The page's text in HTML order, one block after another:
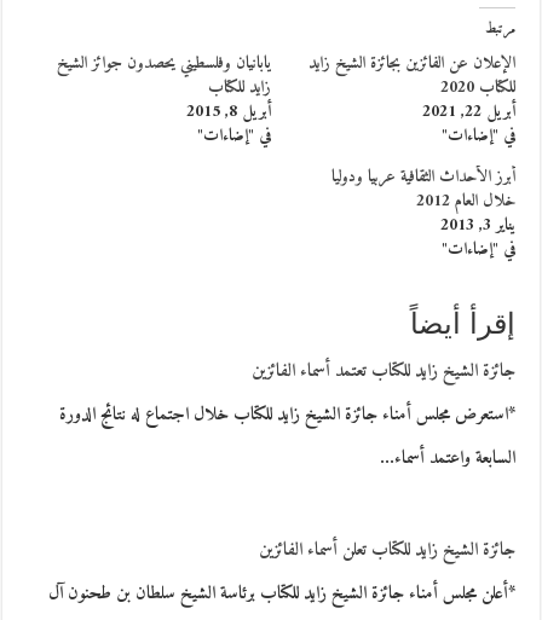
مرتبط
الإعلان عن الفائزين بجائزة الشيخ زايد
للكتاب 2020
أبريل 22, 2021
في "إضاءات"
يابانيان وفلسطيني يحصدون جوائز الشيخ
زايد للكتاب
أبريل 8, 2015
في "إضاءات"
أبرز الأحداث الثقافية عربيا ودوليا
خلال العام 2012
يناير 3, 2013
في "إضاءات"
إقرأ أيضاً
جائزة الشيخ زايد للكتاب تعتمد أسماء الفائزين
*استعرض مجلس أمناء جائزة الشيخ زايد للكتاب خلال اجتماع له نتائج الدورة
السابعة واعتمد أسماء…
جائزة الشيخ زايد للكتاب تعلن أسماء الفائزين
*أعلن مجلس أمناء جائزة الشيخ زايد للكتاب برئاسة الشيخ سلطان بن طحنون آل